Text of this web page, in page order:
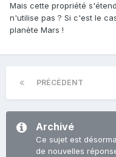
Mais cette propriété
n'utilise pas ? Si c'est le
planète Mars !
PRÉCÉDENT
Archivé
Ce sujet est
de nouvelles